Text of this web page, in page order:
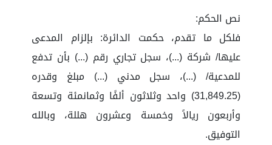
نص الحكم:
فلكل ما تقدم، حكمت الدائرة: بإلزام المدعى
عليها/ شركة (...)، سجل تجاري رقم (...) بأن تدفع
للمدعية/ (...)، سجل مدني (...) مبلغ وقدره
(31,849.25) واحد وثلاثون ألفًا وثمانمئة وتسعة
وأربعون ريالاً وخمسة وعشرون هللة، وبالله
التوفيق.